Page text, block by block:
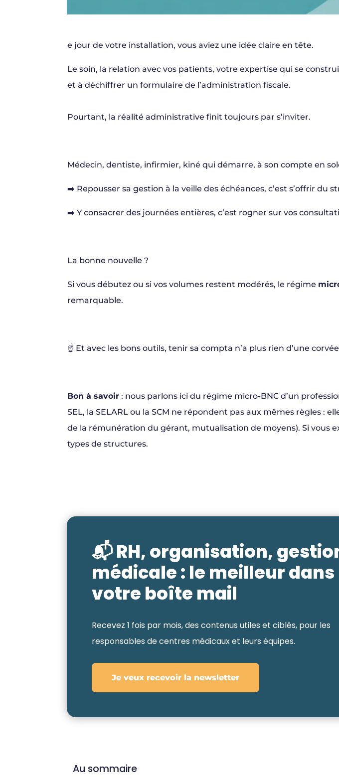
e jour de votre installation, vous aviez une idée claire en tête.
Le soin, la relation avec vos patients, votre expertise qui se
et à déchiffrer un formulaire de l’administration fiscale.
Pourtant, la réalité administrative finit toujours par s’inviter.
Médecin, dentiste, infirmier, kiné qui démarre, à son compte en
➡️ Repousser sa gestion à la veille des échéances, c’est s’offrir du
➡️ Y consacrer des journées entières, c’est rogner sur vos
La bonne nouvelle ?
Si vous débutez ou si vos volumes restent modérés, le régime
remarquable.
☝️ Et avec les bons outils, tenir sa compta n’a plus rien d’une
Bon à savoir: nous parlons ici du régime micro-BNC d’un
SEL, la SELARL ou la SCM ne répondent pas aux mêmes règles :
de la rémunération du gérant, mutualisation de moyens). Si vous
types de structures.
📬 RH, organisation,
médicale : le meilleur dans
votre boîte mail
Recevez 1 fois par mois, des contenus utiles et ciblés, pour les
responsables de centres médicaux et leurs équipes.
Je veux recevoir la newsletter
Au sommaire